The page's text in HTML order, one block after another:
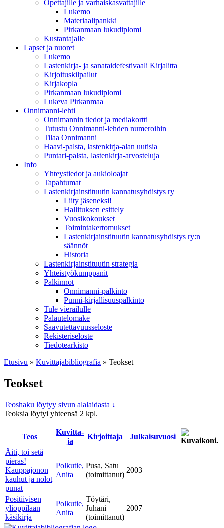
Opettajille ja varhaiskasvattajille
Lukemo
Materiaalipankki
Pirkanmaan lukudiplomi
Kustantajalle
Lapset ja nuoret
Lukemo
Lastenkirja- ja sanataidefestivaali Kirjalitta
Kirjoituskilpailut
Kirjakopla
Pirkanmaan lukudiplomi
Lukeva Pirkanmaa
Onnimanni-lehti
Onnimannin tiedot ja mediakortti
Tutustu Onnimanni-lehden numeroihin
Tilaa Onnimanni
Haavi-palsta, lastenkirja-alan uutisia
Puntari-palsta, lastenkirja-arvosteluja
Info
Yhteystiedot ja aukioloajat
Tapahtumat
Lastenkirjainstituutin kannatusyhdistys ry
Liity jäseneksi!
Hallituksen esittely
Vuosikokoukset
Toimintakertomukset
Lastenkirjainstituutin kannatusyhdistys ry:n
säännöt
Historia
Lastenkirjainstituutin strategia
Yhteistyökumppanit
Palkinnot
Onnimanni-palkinto
Punni-kirjallisuuspalkinto
Tule vierailulle
Palautelomake
Saavutettavuusseloste
Rekisteriseloste
Tiedotearkisto
Etusivu » Kuvittaja­bibliografia » Teokset
Teokset
Teoshaku löytyy sivun alalaidasta ↓
Teoksia löytyi yhteensä 2 kpl.
Teos
Kuvitta­
ja
Kirjoitta­ja
Julkaisu­vuosi
Äiti, toi setä
pieras!
Kauppajonon
kauhut ja nolot
punat
Polkutie,
Anita
Pusa, Satu
(toimittanut)
2003
Positiivisen
ylioppilaan
käsikirja
Polkutie,
Anita
Töytäri,
Juhani
(toimittanut)
2007